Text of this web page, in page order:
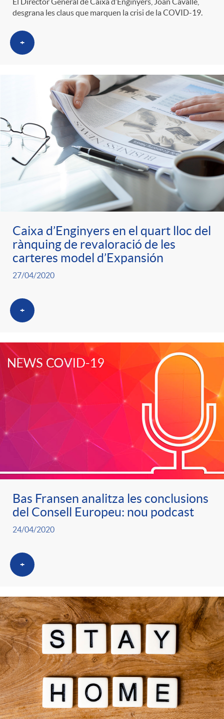
s
a
s
l
t
o
C
a
t
e
g
o
r
s
i
u
t
desgrana les claus que marquen la crisi de la COVID-19.
+
Caixa d’Enginyers en el quart lloc del
rànquing de revaloració de les
carteres model d’Expansión
27/04/2020
+
Bas Fransen analitza les conclusions
del Consell Europeu: nou podcast
24/04/2020
+